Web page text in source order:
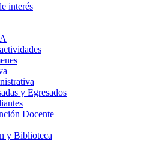
interés
y Egresados
Docente
y Biblioteca